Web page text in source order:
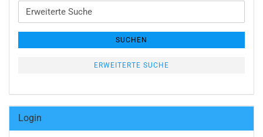
Erweiterte
Suche
SUCHEN
ERWEITERTE SUCHE
Login